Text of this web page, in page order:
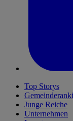
Top Storys
Junge Reiche
Unternehmen